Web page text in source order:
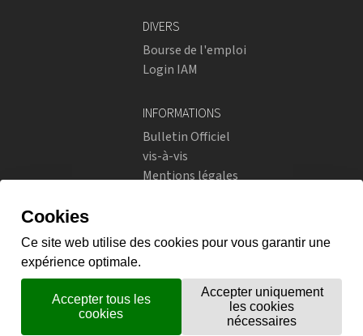
DIVERS
Bourse de l'emploi
Login IAM
INFORMATIONS
Bulletin Officiel
vis-à-vis
Mentions légales
Instagram
flickr